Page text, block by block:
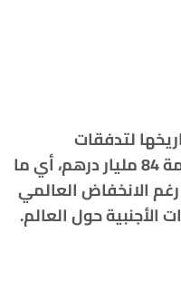
لتدفقات
الاستثمار الأجنبي المباشر بقيمة 84 مليار درهم، أي ما
يعادل 23 مليار دولار، في 2022 رغم الانخفاض العالمي